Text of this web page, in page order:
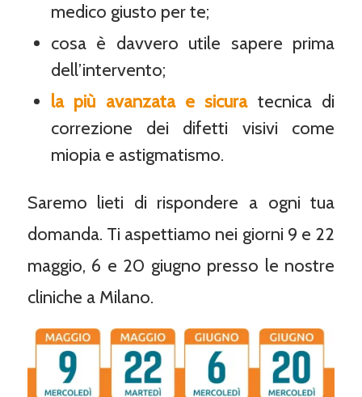
medico giusto per te;
cosa è davvero utile sapere prima
dell’intervento;
la più avanzata e sicuratecnica di
correzione dei difetti visivi come
miopia e astigmatismo.
Saremo lieti di rispondere a ogni tua
domanda. Ti aspettiamo nei giorni 9 e 22
maggio, 6 e 20 giugno presso le nostre
cliniche a Milano.